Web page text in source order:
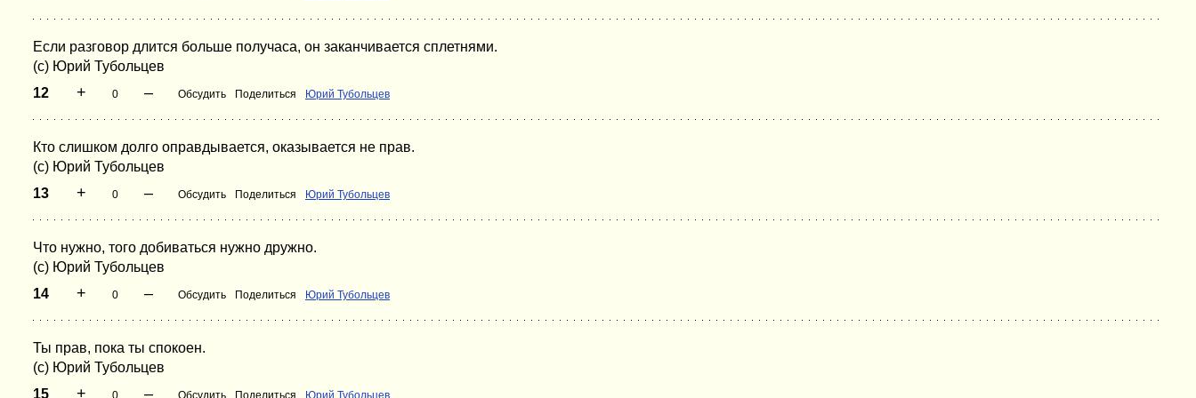
Если разговор длится больше получаса, он заканчивается сплетнями.
(с) Юрий Тубольцев
12
+ 0 – Обсудить Поделиться Юрий Тубольцев
Кто слишком долго оправдывается, оказывается не прав.
(с) Юрий Тубольцев
13
+ 0 – Обсудить Поделиться Юрий Тубольцев
Что нужно, того добиваться нужно дружно.
(с) Юрий Тубольцев
14
+ 0 – Обсудить Поделиться Юрий Тубольцев
Ты прав, пока ты спокоен.
(с) Юрий Тубольцев
15
+ 0 – Обсудить Поделиться Юрий Тубольцев